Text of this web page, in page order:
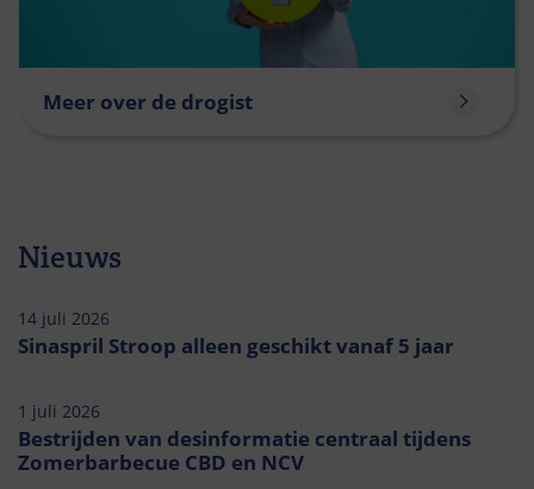
Meer over de drogist
Nieuws
14 juli 2026
Sinaspril Stroop alleen geschikt vanaf 5 jaar
1 juli 2026
Bestrijden van desinformatie centraal tijdens
Zomerbarbecue CBD en NCV